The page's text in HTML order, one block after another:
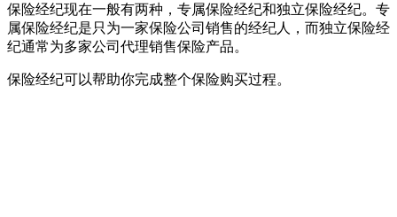
保险经纪现在一般有两种，专属保险经纪和独立保险经纪。专
属保险经纪是只为一家保险公司销售的经纪人，而独立保险经
纪通常为多家公司代理销售保险产品。
保险经纪可以帮助你完成整个保险购买过程。